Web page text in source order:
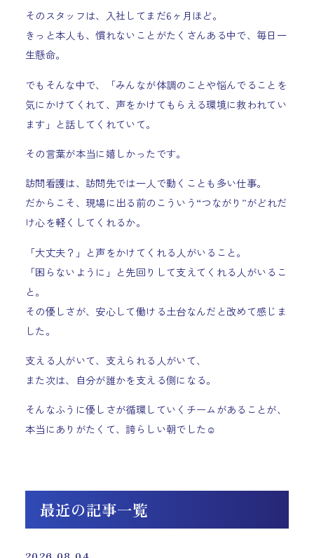
そのスタッフは、入社してまだ6ヶ月ほど。
きっと本人も、慣れないことがたくさんある中で、毎日一
生懸命。
でもそんな中で、「みんなが体調のことや悩んでることを
気にかけてくれて、声をかけてもらえる環境に救われてい
ます」と話してくれていて。
その言葉が本当に嬉しかったです。
訪問看護は、訪問先では一人で動くことも多い仕事。
だからこそ、現場に出る前のこういう“つながり”がどれだ
け心を軽くしてくれるか。
「大丈夫？」と声をかけてくれる人がいること。
「困らないように」と先回りして支えてくれる人がいるこ
と。
その優しさが、安心して働ける土台なんだと改めて感じま
した。
支える人がいて、支えられる人がいて、
また次は、自分が誰かを支える側になる。
そんなふうに優しさが循環していくチームがあることが、
本当にありがたくて、誇らしい朝でした☺️
最近の記事一覧